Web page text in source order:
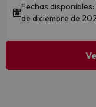
Fechas disponibles:
de diciembre de